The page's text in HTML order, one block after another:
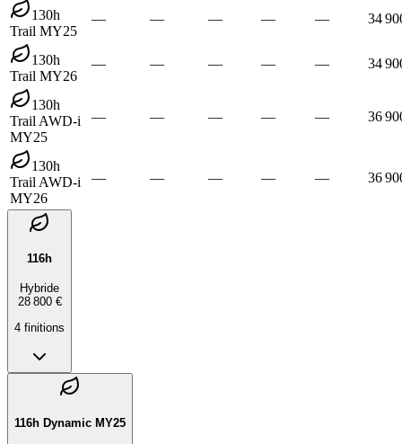
130h
Trail MY25
— — — — — 34
130h
Trail MY26
— — — — — 34
130h
Trail AWD-i
MY25
— — — — — 36
130h
Trail AWD-i
MY26
— — — — — 36
116h
Hybride
28 800 €
4 finitions
116h Dynamic MY25